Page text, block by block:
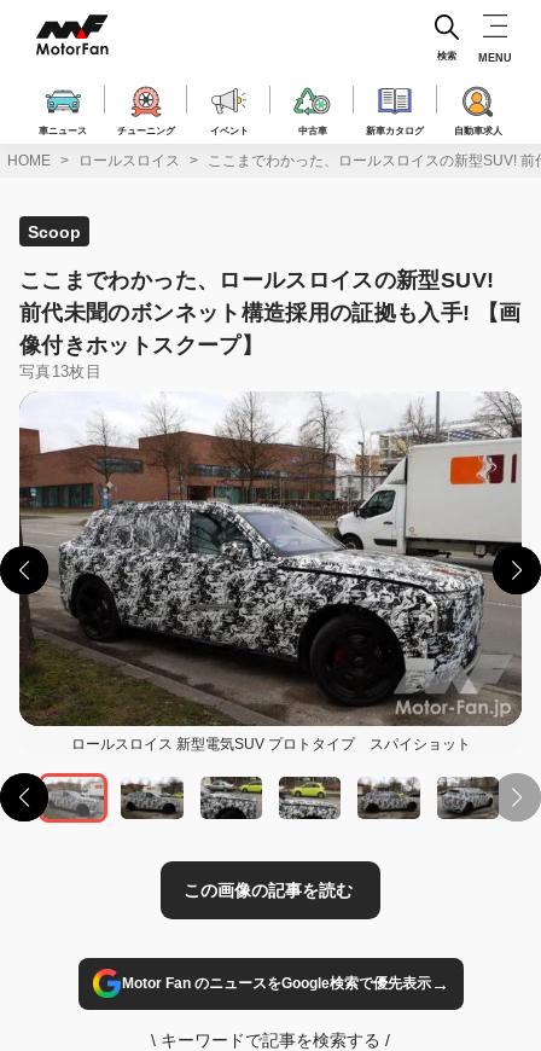
ス
車ニュース チューニング イベント 中古車 新車カタログ 自動車求人
検索 MENU
HOME ロールスロイス ここまでわかった、ロールスロイスの新型SUV!
Scoop
ここまでわかった、ロールスロイスの新型SUV!
前代未聞のボンネット構造採用の証拠も入手! 【画
像付きホットスクープ】
写真13枚目
ロールスロイス 新型電気SUV プロトタイプ スパイショット
この画像の記事を読む
Motor Fan のニュースをGoogle検索で優先表示→
\ キーワードで記事を検索する /